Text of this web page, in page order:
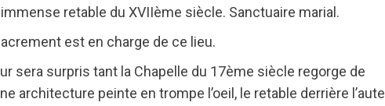
retable du XVIIème siècle. Sanctuaire marial.
est en charge de ce lieu.
sera surpris tant la Chapelle du 17ème siècle regorge de
architecture peinte en trompe l’oeil, le retable derrière l’autel